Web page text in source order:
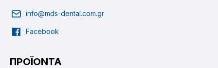
info@mds-dental.com.gr
Facebook
ΠΡΟΪΟΝΤΑ